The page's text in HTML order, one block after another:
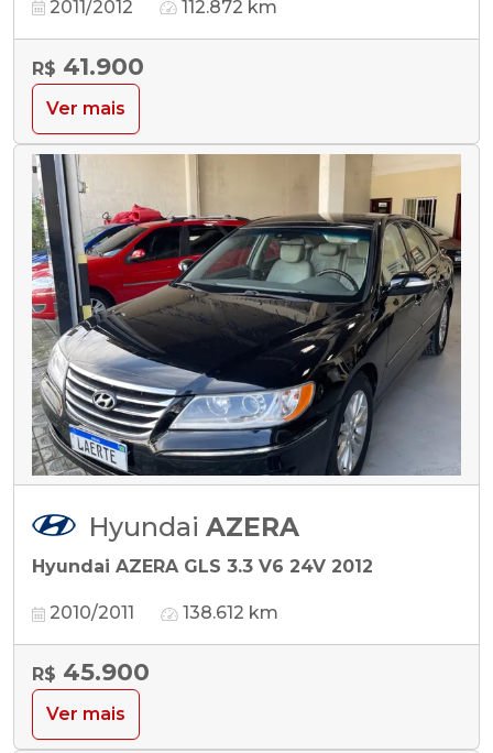
2011/2012 112.872 km
R$ 41.900
Ver mais
Hyundai AZERA
Hyundai AZERA GLS 3.3 V6 24V 2012
2010/2011 138.612 km
R$ 45.900
Ver mais